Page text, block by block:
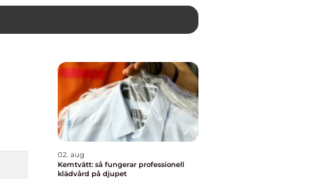
02. aug
Kemtvätt: så fungerar professionell
klädvård på djupet